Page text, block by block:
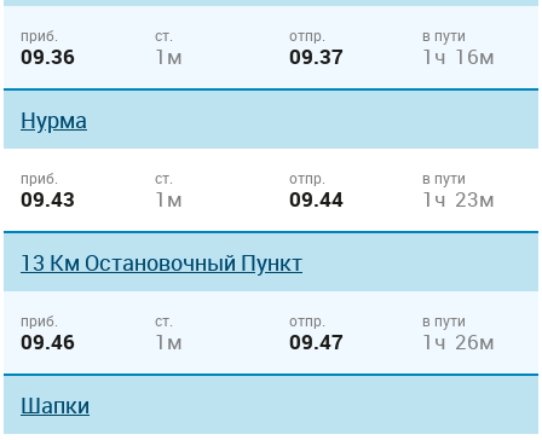
приб.
09.36
ст.
1м
отпр.
09.37
в пути
1ч 16м
Нурма
приб.
09.43
ст.
1м
отпр.
09.44
в пути
1ч 23м
13 Км Остановочный Пункт
приб.
09.46
ст.
1м
отпр.
09.47
в пути
1ч 26м
Шапки